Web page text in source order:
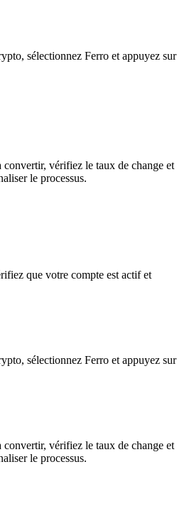
sélectionnez Ferro et appuyez sur
convertir, vérifiez le taux de change et
le processus.
que votre compte est actif et
sélectionnez Ferro et appuyez sur
convertir, vérifiez le taux de change et
le processus.